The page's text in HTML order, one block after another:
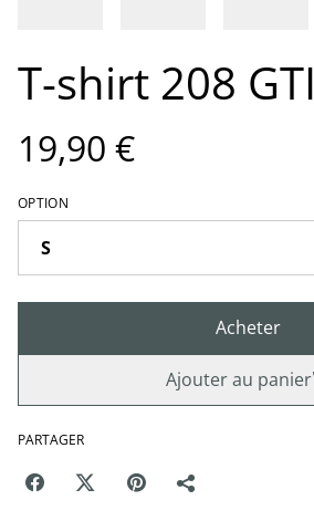
T-shirt 208 GTI
19,90 €
OPTION
Acheter
Ajouter au panier
PARTAGER